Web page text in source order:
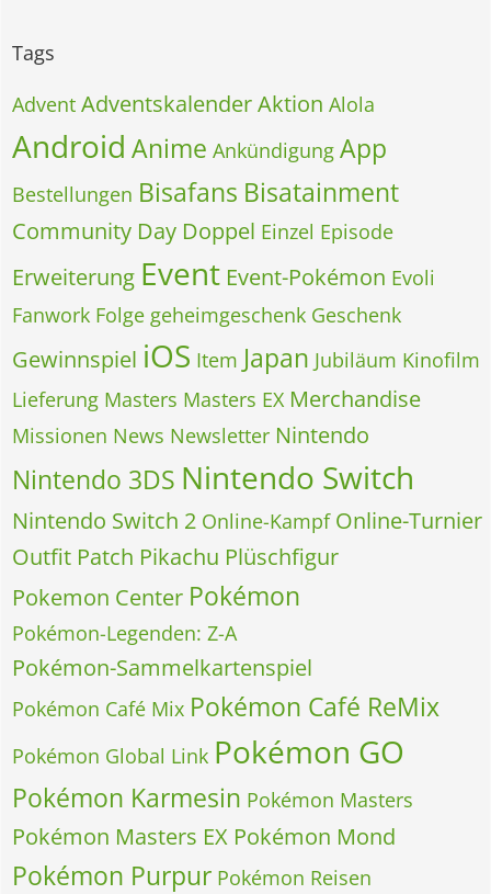
Tags
Advent AdventskalenderAktion Alola
Android Anime Ankündigung App
Bestellungen Bisafans Bisatainment
Community Day Doppel Einzel Episode
Erweiterung Event Event-Pokémon Evoli
Fanwork Folge geheimgeschenk Geschenk
Gewinnspiel iOS Item Japan Jubiläum Kinofilm
Lieferung Masters Masters EX Merchandise
Missionen News Newsletter Nintendo
Nintendo 3DS Nintendo Switch
Nintendo Switch 2 Online-Kampf Online-Turnier
Outfit Patch Pikachu Plüschfigur
Pokemon Center Pokémon
Pokémon-Legenden: Z-A
Pokémon-Sammelkartenspiel
Pokémon Café Mix Pokémon Café ReMix
Pokémon Global Link Pokémon GO
Pokémon Karmesin Pokémon Masters
Pokémon Masters EX Pokémon Mond
Pokémon Purpur Pokémon Reisen